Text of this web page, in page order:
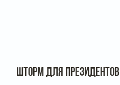
ШТОРМ ДЛЯ ПРЕЗИДЕНТОВ